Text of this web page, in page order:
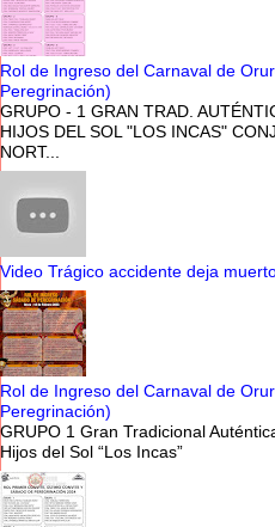
Rol de Ingreso del Carnaval de
Peregrinación)
GRUPO - 1 GRAN TRAD.
HIJOS DEL SOL "LOS INCAS"
NORT...
Video Trágico accidente deja
Rol de Ingreso del Carnaval de
Peregrinación)
GRUPO 1 Gran Tradicional
Hijos del Sol “Los